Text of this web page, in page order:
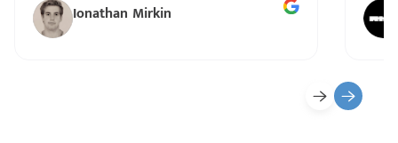
Ionathan Mirkin